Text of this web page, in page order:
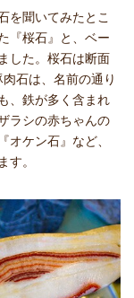
を聞いてみたとこ
『桜石』と、ベー
した。桜石は断面
石は、名前の通り
、鉄が多く含まれ
ラシの赤ちゃんの
オケン石』など、
す。